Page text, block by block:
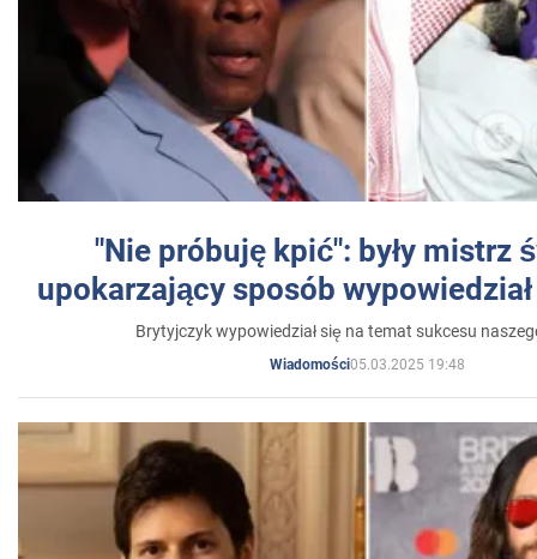
"Nie próbuję kpić": były mistrz
upokarzający sposób
Brytyjczyk wypowiedział się na temat sukcesu
Wiadomości05.03.2025 19:48